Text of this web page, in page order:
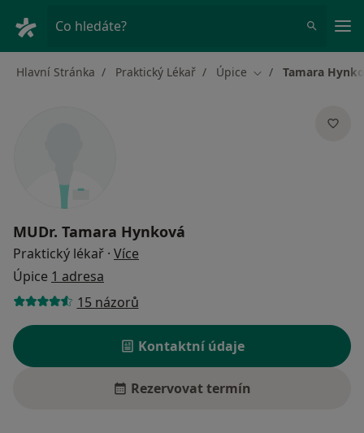
Co hledáte?
Hlavní Stránka Praktický Lékař Úpice Změna města
Tamara
MUDr. Tamara Hynková
Praktický lékař · Více
Úpice 1 adresa
15 názorů
Kontaktní údaje
Rezervovat termín